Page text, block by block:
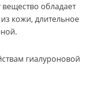
обладает
кожи, длительное
гиалуроновой